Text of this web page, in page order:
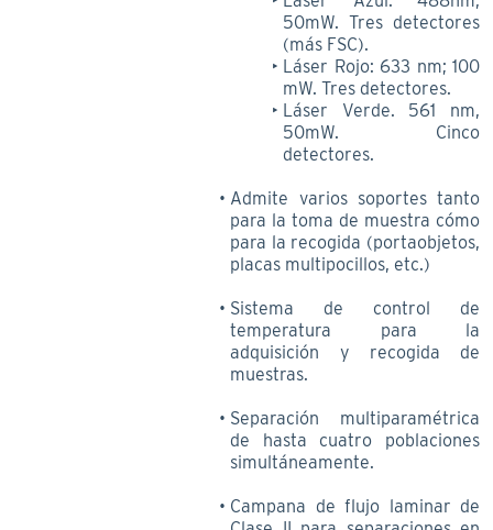
50mW. Tres detectores
(más FSC).
Láser Rojo: 633 nm; 100
mW. Tres detectores.
Láser Verde. 561 nm,
50mW. Cinco
detectores.
Admite varios soportes tanto
para la toma de muestra cómo
para la recogida (portaobjetos,
placas multipocillos, etc.)
Sistema de control de
temperatura para la
adquisición y recogida de
muestras.
Separación multiparamétrica
de hasta cuatro poblaciones
simultáneamente.
Campana de flujo laminar de